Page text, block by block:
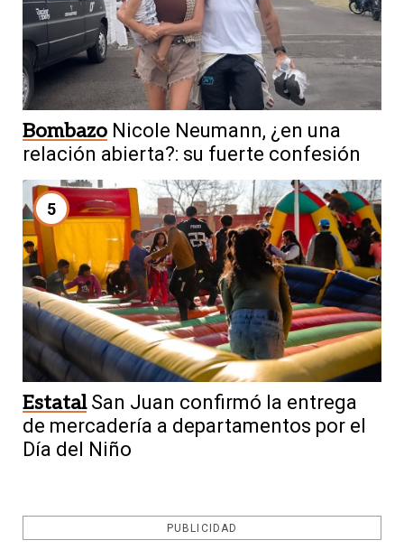
Bombazo Nicole Neumann, ¿en una
relación abierta?: su fuerte confesión
5
Estatal San Juan confirmó la entrega
de mercadería a departamentos por el
Día del Niño
PUBLICIDAD